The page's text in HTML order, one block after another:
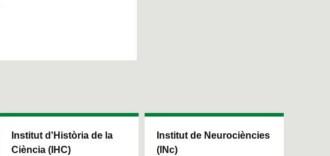
Institut d'Història de la
Ciència (IHC)
Institut de Neurociències
(INc)